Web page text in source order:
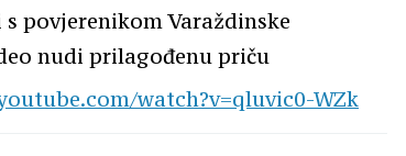
povjerenikom Varaždinske
nudi prilagođenu priču
watch?v=qluvic0-WZk